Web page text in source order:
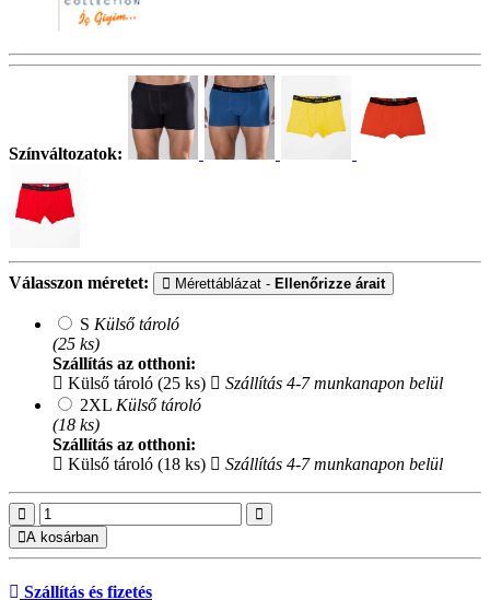
Színváltozatok:
Válasszon méretet: Mérettáblázat - Ellenőrizze árait
S Külső tároló
(25 ks)
Szállítás az otthoni:
Külső tároló (25 ks)
Szállítás 4-7 munkanapon belül
2XL Külső tároló
(18 ks)
Szállítás az otthoni:
Külső tároló (18 ks)
Szállítás 4-7 munkanapon belül
A kosárban
Szállítás és fizetés